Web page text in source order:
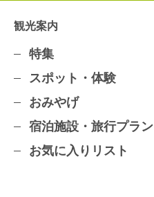
観光案内
特集
スポット・体験
おみやげ
宿泊施設・旅行プラン
お気に入りリスト